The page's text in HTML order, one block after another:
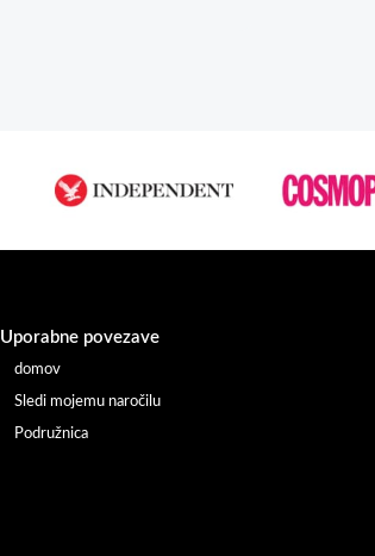
Uporabne povezave
domov
Sledi mojemu naročilu
Podružnica